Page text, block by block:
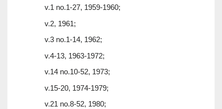
v.1 no.1-27, 1959-1960;
v.2, 1961;
v.3 no.1-14, 1962;
v.4-13, 1963-1972;
v.14 no.10-52, 1973;
v.15-20, 1974-1979;
v.21 no.8-52, 1980;